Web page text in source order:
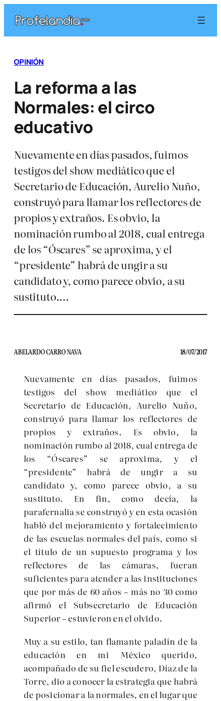
contenido
OPINIÓN
La reforma a las
Normales: el circo
educativo
Nuevamente en días pasados, fuimos
testigos del show mediático que el
Secretario de Educación, Aurelio Nuño,
construyó para llamar los reflectores de
propios y extraños. Es obvio, la
nominación rumbo al 2018, cual entrega
de los “Óscares” se aproxima, y el
“presidente” habrá de ungir a su
candidato y, como parece obvio, a su
sustituto.…
ABELARDO CARRO NAVA 18/07/2017
Nuevamente en días pasados, fuimos
testigos del show mediático que el
Secretario de Educación, Aurelio Nuño,
construyó para llamar los reflectores de
propios y extraños. Es obvio, la
nominación rumbo al 2018, cual entrega de
los “Óscares” se aproxima, y el
“presidente” habrá de ungir a su
candidato y, como parece obvio, a su
sustituto. En fin, como decía, la
parafernalia se construyó y en esta ocasión
habló del mejoramiento y fortalecimiento
de las escuelas normales del país, como si
el título de un supuesto programa y los
reflectores de las cámaras, fueran
suficientes para atender a las instituciones
que por más de 60 años – más no 30 como
afirmó el Subsecretario de Educación
Superior – estuvieron en el olvido.
Muy a su estilo, tan flamante paladín de la
educación en mi México querido,
acompañado de su fiel escudero, Díaz de la
Torre, dio a conocer la estrategia que habrá
de posicionar a la normales, en el lugar que